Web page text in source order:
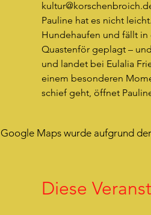
Pauline hat es nicht
Hundehaufen und fällt
Quastenför geplagt –
und landet bei Eulalia
einem besonderen
schief geht, öffnet
Google Maps wurde aufgrund
Diese